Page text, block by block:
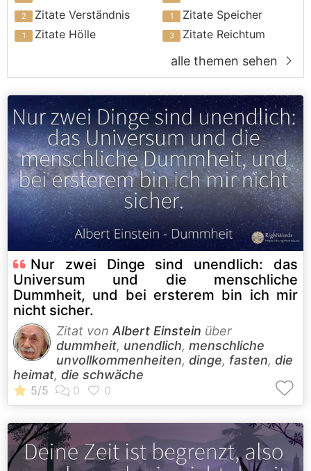
Zitate Verständnis
Zitate Hölle
Zitate Speicher
Zitate Reichtum
alle themen sehen
Nur zwei Dinge sind unendlich: das
Universum und die menschliche
Dummheit, und bei ersterem bin ich mir
nicht sicher.
Zitat von Albert Einstein über
dummheit, unendlich, menschliche
unvollkommenheiten, dinge, fasten, die
heimat, die schwäche